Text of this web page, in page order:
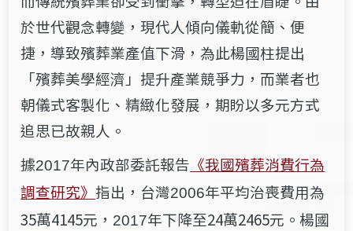
於世代觀念轉變，現代人傾向儀軌從簡、便
捷，導致殯葬業產值下滑，為此楊國柱提出
「殯葬美學經濟」提升產業競爭力，而業者也
朝儀式客製化、精緻化發展，期盼以多元方式
追思已故親人。
據2017年內政部委託報告 《我國殯葬消費行為
調查研究》指出，台灣2006年平均治喪費用為
35萬4145元， 2017年下降至24萬2465元。楊國